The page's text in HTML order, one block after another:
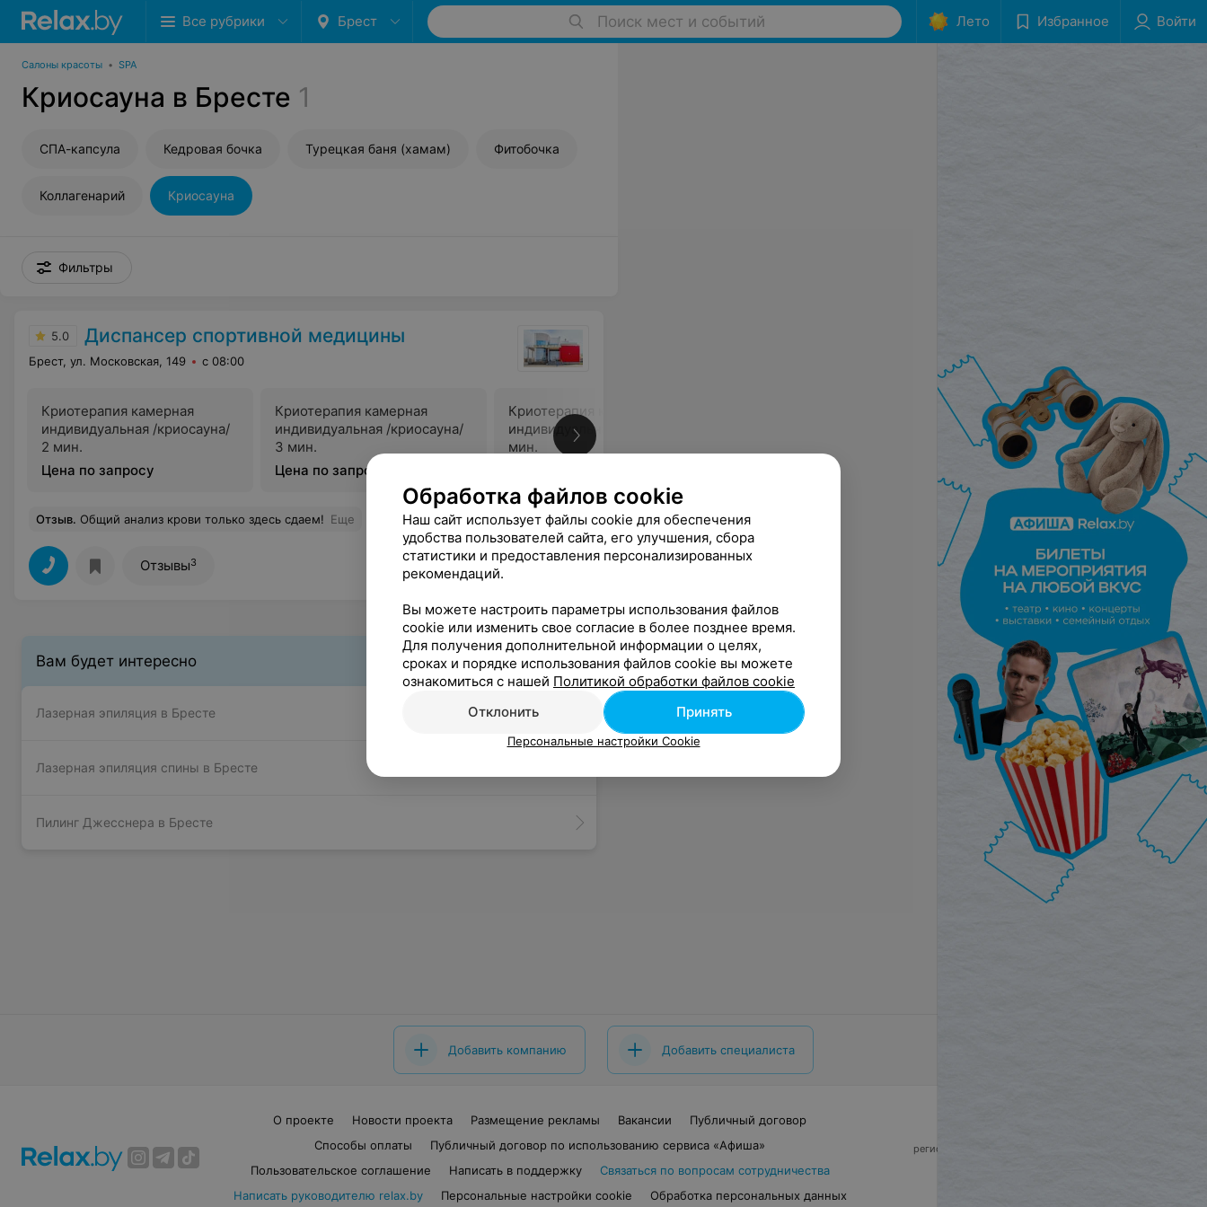
Все рубрики Брест Поиск мест и событий Лето Избранное Войти
Салоны красоты • SPA
Криосауна в Бресте 1
СПА-капсула Кедровая бочка Турецкая баня (хамам) Фитобочка
Коллагенарий Криосауна
Фильтры
5.0 Диспансер спортивной медицины
Брест, ул. Московская, 149 с 08:00
Криотерапия камерная
индивидуальная /криосауна/
2 мин.
Цена по запросу
Криотерапия камерная
индивидуальная /криосауна/
3 мин.
Цена по запросу
Криотерапия камерная
индивидуальная/криосауна/ 2
мин.
Цена по запросу
Все цены
Отзыв. Общий анализ крови только здесь сдаем! Еще
Отзывы3
Вам будет интересно
Лазерная эпиляция в Бресте
Лазерная эпиляция спины в Бресте
Пилинг Джесснера в Бресте
Добавить компанию Добавить специалиста
О проекте Новости проекта Размещение рекламы Вакансии
Публичный договор
Способы оплаты
Публичный договор по использованию сервиса «Афиша»
Пользовательское соглашение
Написать в поддержку
Связаться по вопросам сотрудничества
Написать руководителю relax.by
Персональные настройки cookie Обработка персональных данных
регистрирующий орган - Минский горисполком
Обработка файлов cookie
Наш сайт использует файлы cookie для обеспечения
удобства пользователей сайта, его улучшения, сбора
статистики и предоставления персонализированных
рекомендаций.
Вы можете настроить параметры использования файлов
cookie или изменить свое согласие в более позднее время.
Для получения дополнительной информации о целях,
сроках и порядке использования файлов cookie вы можете
ознакомиться с нашей Политикой обработки файлов cookie
Отклонить
Принять
Персональные настройки Cookie